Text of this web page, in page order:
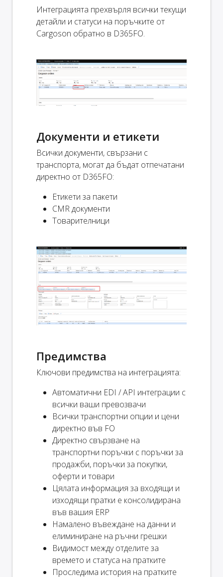
Интеграцията прехвърля всички текущи
детайли и статуси на поръчките от
Cargoson обратно в D365FO.
Документи и етикети
Всички документи, свързани с
транспорта, могат да бъдат отпечатани
директно от D365FO:
Етикети за пакети
CMR документи
Товарителници
Предимства
Ключови предимства на интеграцията:
Автоматични EDI / API интеграции с
всички ваши превозвачи
Всички транспортни опции и цени
директно във FO
Директно свързване на
транспортни поръчки с поръчки за
продажби, поръчки за покупки,
оферти и товари
Цялата информация за входящи и
изходящи пратки е консолидирана
във вашия ERP
Намалено въвеждане на данни и
елиминиране на ръчни грешки
Видимост между отделите за
времето и статуса на пратките
Проследима история на пратките